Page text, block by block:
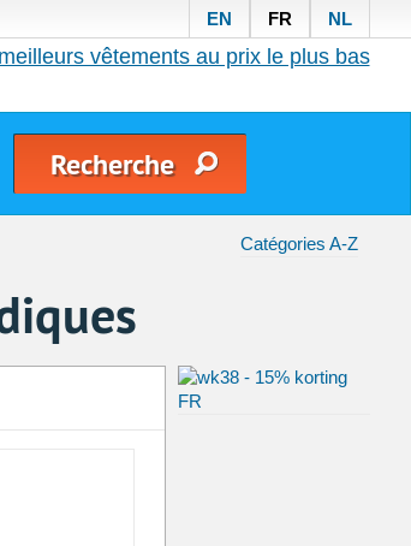
EN FR NL
vêtements au prix le plus bas
Catégories A-Z